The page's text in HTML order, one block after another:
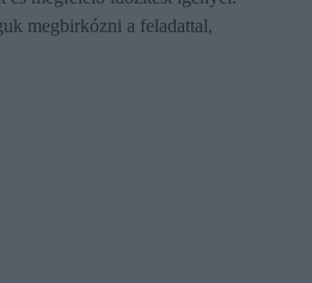
megbirkózni a feladattal,